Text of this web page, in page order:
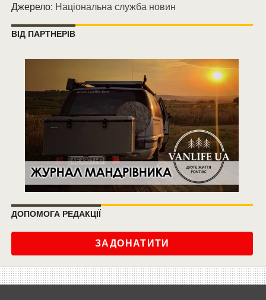
Джерело: Національна служба новин
ВІД ПАРТНЕРІВ
ДОПОМОГА РЕДАКЦІЇ
ЗАДОНАТИТИ